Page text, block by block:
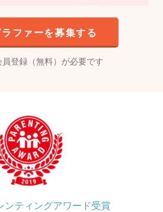
ファーを募集する
登録（無料）が必要です
ンティングアワード受賞